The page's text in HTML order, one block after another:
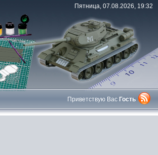
Пятница, 07.08.2026, 19:32
Приветствую Вас Гость